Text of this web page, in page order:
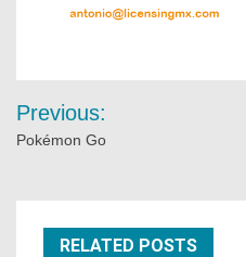
Previous:
Pokémon Go
RELATED POSTS